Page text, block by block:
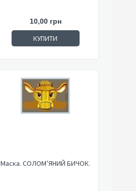
10,00 грн
КУПИТИ
Маска. СОЛОМ’ЯНИЙ БИЧОК.